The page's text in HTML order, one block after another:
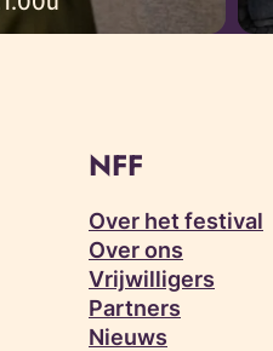
NFF
Over het festival
Over ons
Vrijwilligers
Partners
Nieuws